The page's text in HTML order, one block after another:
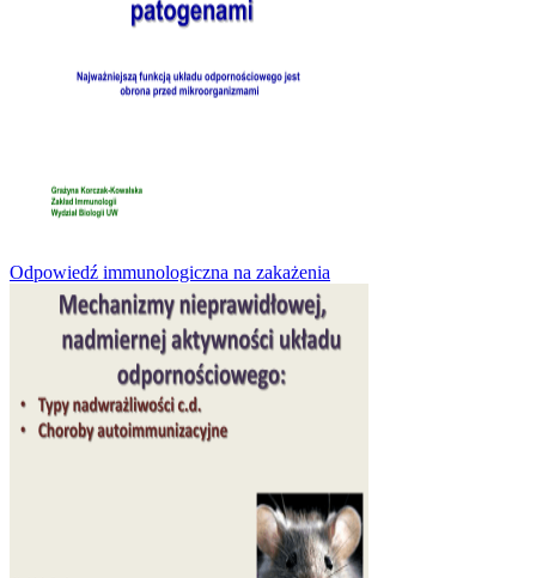
Odpowiedź immunologiczna na zakażenia